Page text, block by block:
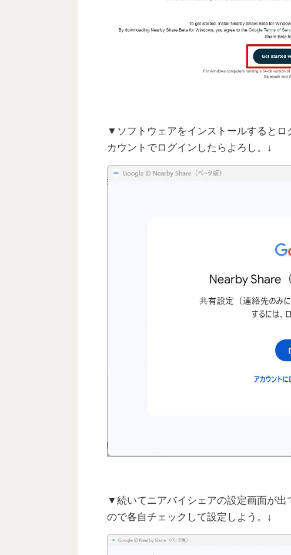
▼ソフトウェアをインストールすると
カウントでログインしたらよろし。↓
▼続いてニアバイシェアの設定画面が
ので各自チェックして設定しよう。↓